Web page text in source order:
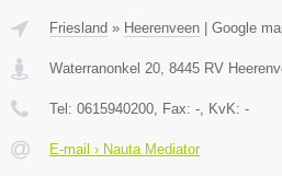
Friesland » Heerenveen Google
Waterranonkel 20 8445 RV
Tel: 0615940200 , Fax: - , KvK: -
E-mail › Nauta Mediator